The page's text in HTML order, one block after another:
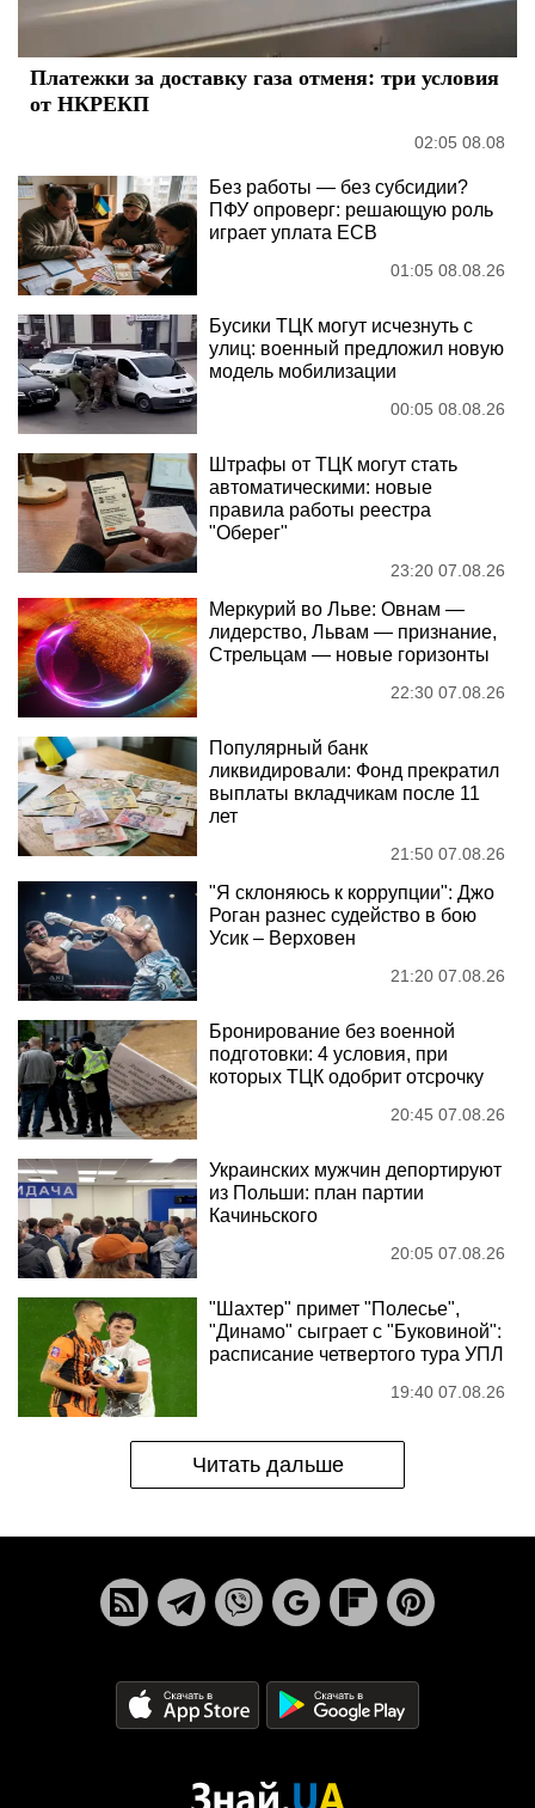
Платежки за доставку газа отменя: три условия
от НКРЕКП
02:05 08.08
Без работы — без субсидии?
ПФУ опроверг: решающую роль
играет уплата ЕСВ
01:05 08.08.26
Бусики ТЦК могут исчезнуть с
улиц: военный предложил новую
модель мобилизации
00:05 08.08.26
Штрафы от ТЦК могут стать
автоматическими: новые
правила работы реестра
"Оберег"
23:20 07.08.26
Меркурий во Льве: Овнам —
лидерство, Львам — признание,
Стрельцам — новые горизонты
22:30 07.08.26
Популярный банк
ликвидировали: Фонд прекратил
выплаты вкладчикам после 11
лет
21:50 07.08.26
"Я склоняюсь к коррупции": Джо
Роган разнес судейство в бою
Усик – Верховен
21:20 07.08.26
Бронирование без военной
подготовки: 4 условия, при
которых ТЦК одобрит отсрочку
20:45 07.08.26
Украинских мужчин депортируют
из Польши: план партии
Качиньского
20:05 07.08.26
"Шахтер" примет "Полесье",
"Динамо" сыграет с "Буковиной":
расписание четвертого тура УПЛ
19:40 07.08.26
Читать дальше